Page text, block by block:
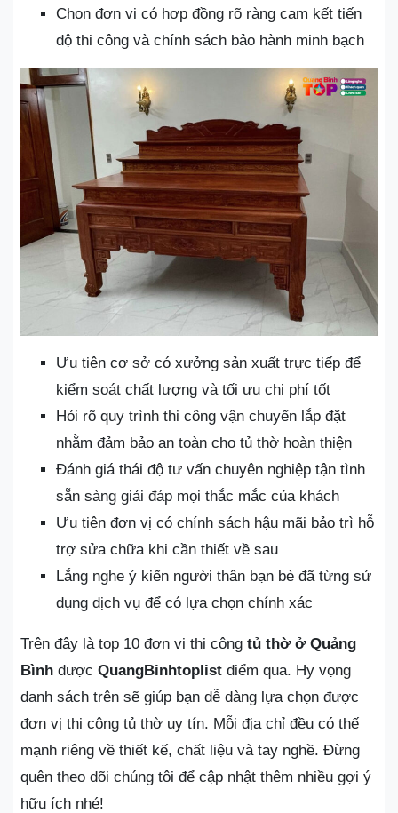
Chọn đơn vị có hợp đồng rõ ràng cam kết tiến
độ thi công và chính sách bảo hành minh bạch
Ưu tiên cơ sở có xưởng sản xuất trực tiếp để
kiểm soát chất lượng và tối ưu chi phí tốt
Hỏi rõ quy trình thi công vận chuyển lắp đặt
nhằm đảm bảo an toàn cho tủ thờ hoàn thiện
Đánh giá thái độ tư vấn chuyên nghiệp tận tình
sẵn sàng giải đáp mọi thắc mắc của khách
Ưu tiên đơn vị có chính sách hậu mãi bảo trì hỗ
trợ sửa chữa khi cần thiết về sau
Lắng nghe ý kiến người thân bạn bè đã từng sử
dụng dịch vụ để có lựa chọn chính xác
Trên đây là top 10 đơn vị thi công tủ thờ ở Quảng
Bình được QuangBinhtoplist điểm qua. Hy vọng
danh sách trên sẽ giúp bạn dễ dàng lựa chọn được
đơn vị thi công tủ thờ uy tín. Mỗi địa chỉ đều có thế
mạnh riêng về thiết kế, chất liệu và tay nghề. Đừng
quên theo dõi chúng tôi để cập nhật thêm nhiều gợi ý
hữu ích nhé!